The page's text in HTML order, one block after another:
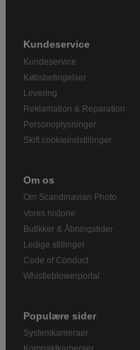
Kundeservice
Kundeservice
Købsbetingelser
Levering
Reklamation & Reparation
Personoplysninger
Skift cookieindstillinger
Om os
Om Scandinavian Photo
Vores historie
Butikker & Åbningstider
Ledige stillinger
Code of Conduct
Whistleblowerportal
Populære sider
Systemkameraer